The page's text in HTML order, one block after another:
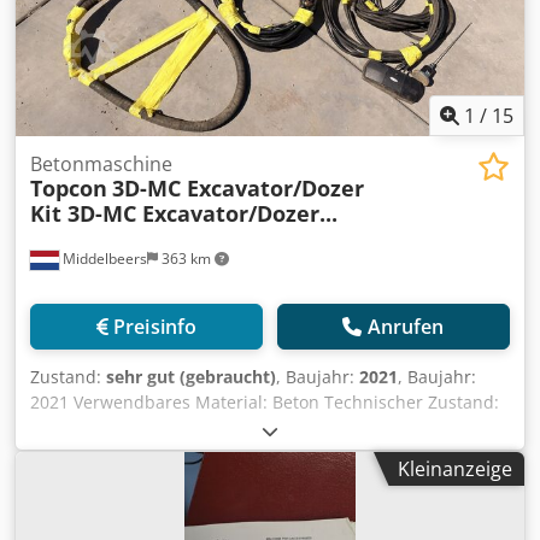
Funkmodem & SL100 Mobilfunkmodul. Dedoy E Il Sepfx Al
Ssck Zubehör: Kompletter Kabelsatz, Montageplatten und
Transportkoffer. Direkt vom Erstbesitzer (aus Deutschland)
erworben.
1 / 15
Middelbeers 363 km
Betonmaschine
Topcon 3D-MC Excavator/Dozer
Kit 3D-MC Excavator/Dozer...
Preisinfo Anrufen
Zustand: sehr gut (gebraucht), Baujahr: 2021, Baujahr:
2021 Verwendbares Material: Beton Technischer Zustand:
sehr gut Optischer Zustand: sehr gut Preis: Auf Anfrage
Wenden Sie sich an Ernst van Hek, um weitere
Informationen zu erhalten. Zu verkaufen: Ein extrem
vielseitiges, komplettes Topcon 3D-
Maschinensteuerungssystem. Dieses Kit basiert auf dem
Kleinanzeige